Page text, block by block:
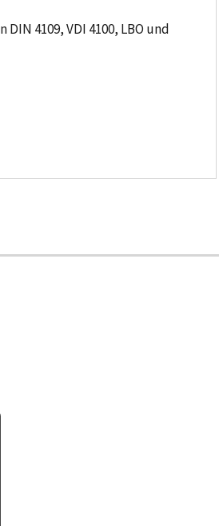
4109, VDI 4100, LBO und